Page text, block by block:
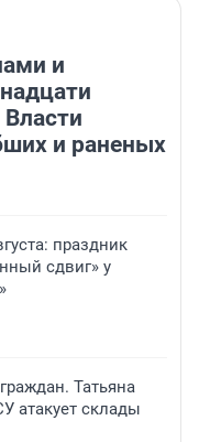
и
и раненых
праздник
сдвиг» у
Татьяна
атакует склады